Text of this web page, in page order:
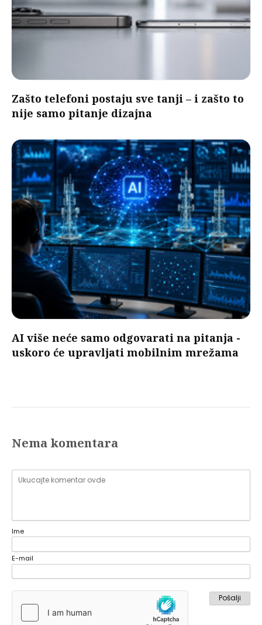
Zašto telefoni postaju sve tanji – i zašto to
nije samo pitanje dizajna
AI više neće samo odgovarati na pitanja -
uskoro će upravljati mobilnim mrežama
Nema komentara
Ime
E-mail